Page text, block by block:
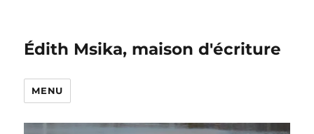
Édith Msika, maison d'écriture
MENU